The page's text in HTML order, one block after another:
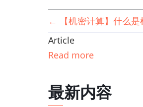
书
籍
历
← 【机密计算】什么
Article
Read more
最新内容